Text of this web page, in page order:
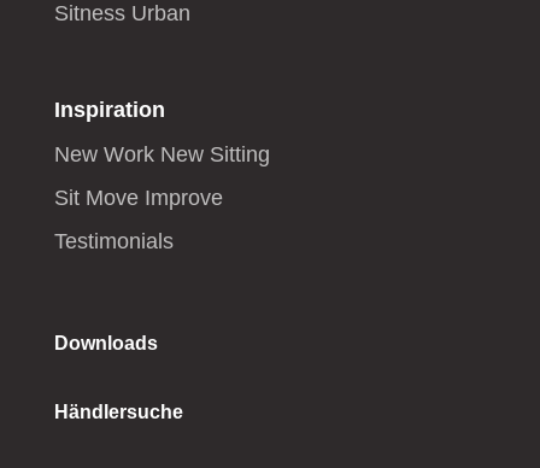
Sitness Urban
Inspiration
New Work New Sitting
Sit Move Improve
Testimonials
Downloads
Händlersuche